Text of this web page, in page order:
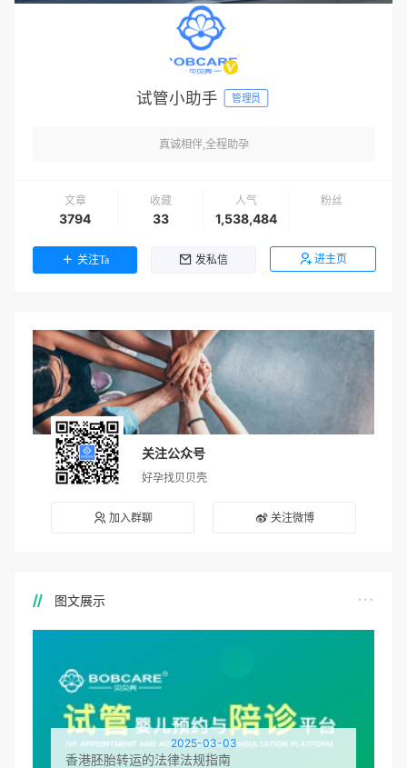
试管小助手 管理员
真诚相伴,全程助孕
文章
3794
收藏
33
人气
1,538,484
粉丝
关注Ta 发私信 进主页
关注公众号
好孕找贝贝壳
加入群聊 关注微博
图文展示
2025-03-03
香港胚胎转运的法律法规指南